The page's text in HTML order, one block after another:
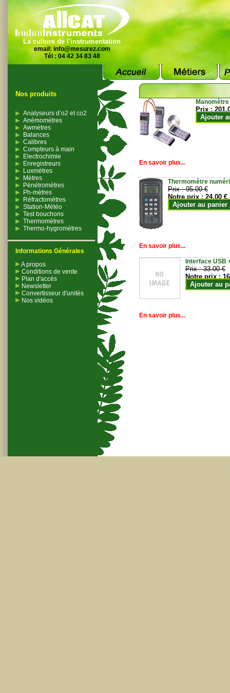
La culture de l'instrumentation
email: info@mesurez.com
Tél : 04 42 34 83 48
Nos produits
Analyseurs d’o2 et co2
Anémomètres
Awmètres
Balances
Calibres
Compteurs à main
Electrochimie
Enregistreurs
Luxmètres
Mètres
Pénétromètres
Ph-mètres
Réfractomètres
Station-Météo
Test bouchons
Thermomètres
Thermo-hygromètres
Informations Générales
A propos
Conditions de vente
Plan d'accès
Newsletter
Convertisseur d'unités
Nos vidéos
Prix :
Ajouter
En savoir plus...
Thermomètre
Prix :95.00 €
Notre prix :24.00 €
Ajouter au panier
En savoir plus...
Interface USB
Prix :33.00 €
Notre prix :
Ajouter au
En savoir plus...